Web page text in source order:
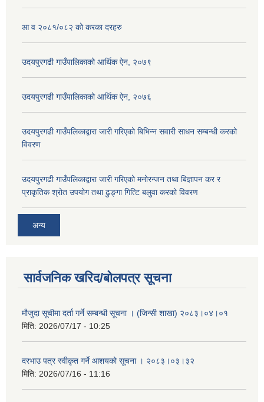
आ व २०८१/०८२ को करका दरहरु
उदयपुरगढी गाउँपालिकाको आर्थिक ऐन, २०७९
उदयपुरगढी गाउँपालिकाको आर्थिक ऐन, २०७६
उदयपुरगढी गाउँपलिकाद्वारा जारी गरिएको बिभिन्न सवारी साधन सम्बन्धी करको
विवरण
उदयपुरगढी गाउँपलिकाद्वारा जारी गरिएको मनोरन्जन तथा बिज्ञापन कर र
प्राकृतिक श्रोत उपयोग तथा ढुङ्गा गित्टि बलुवा करको विवरण
अन्य
सार्वजनिक खरिद/बोलपत्र सूचना
मौजुदा सूचीमा दर्ता गर्ने सम्बन्धी सूचना । (जिन्सी शाखा) २०८३।०४।०१
मिति: 2026/07/17 - 10:25
दरभाउ पत्र स्वीकृत गर्ने आशयको सूचना । २०८३।०३।३२
मिति: 2026/07/16 - 11:16